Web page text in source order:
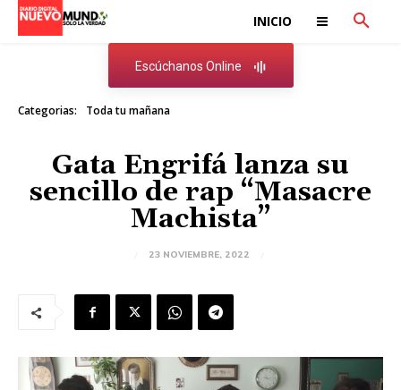
INICIO
Escúchanos Online
Categorias: Toda tu mañana
Gata Engrifá lanza su
sencillo de rap “Masacre
Machista”
23 NOVIEMBRE, 2022